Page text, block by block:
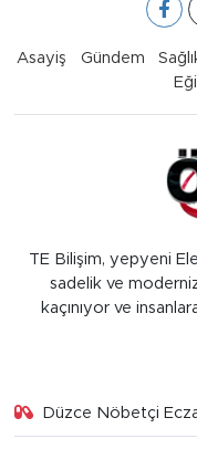
Asayiş Gündem
TE Bilişim, yepyeni
sadelik ve
kaçınıyor ve
Düzce Nöbetçi